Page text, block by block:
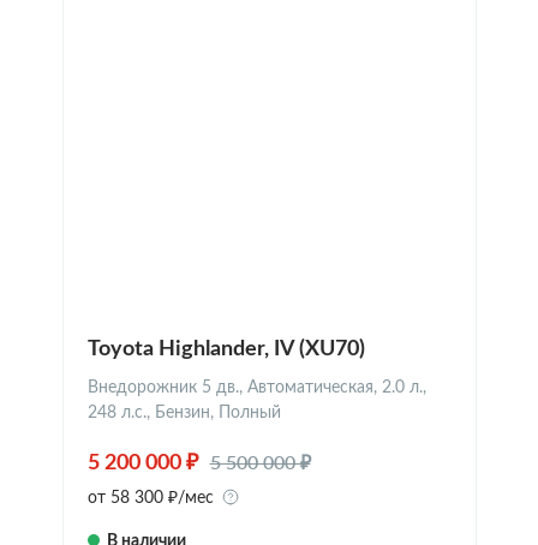
Toyota Highlander, IV (XU70)
Внедорожник 5 дв., Автоматическая, 2.0 л.,
248 л.с., Бензин, Полный
5 200 000 ₽ 5 500 000 ₽
от 58 300 ₽/мес
В наличии